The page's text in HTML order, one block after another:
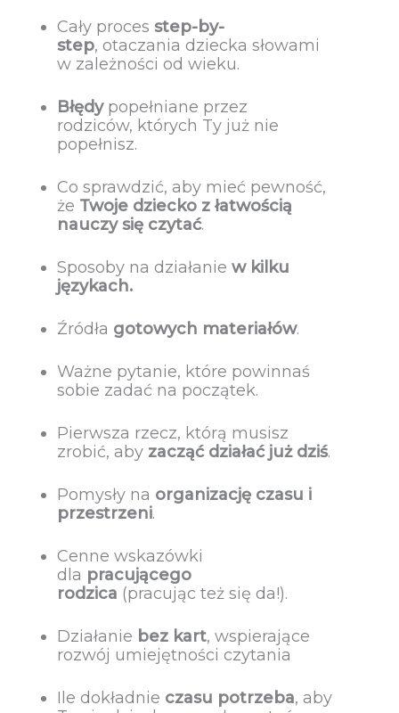
Cały proces step-by-
step, otaczania dziecka słowami
w zależności od wieku.
Błędypopełniane przez
rodziców, których Ty już nie
popełnisz.
Co sprawdzić, aby mieć pewność,
że Twoje dziecko z łatwością
nauczy się czytać.
Sposoby na działanie w kilku
językach.
Źródła gotowych materiałów.
Ważne pytanie, które powinnaś
sobie zadać na początek.
Pierwsza rzecz, którą musisz
zrobić, aby zacząć działać już dziś.
Pomysły na organizację czasu i
przestrzeni.
Cenne wskazówki
dla pracującego
rodzica (pracując też się da!).
Działanie bez kart, wspierające
rozwój umiejętności czytania
Ile dokładnie czasu potrzeba, aby